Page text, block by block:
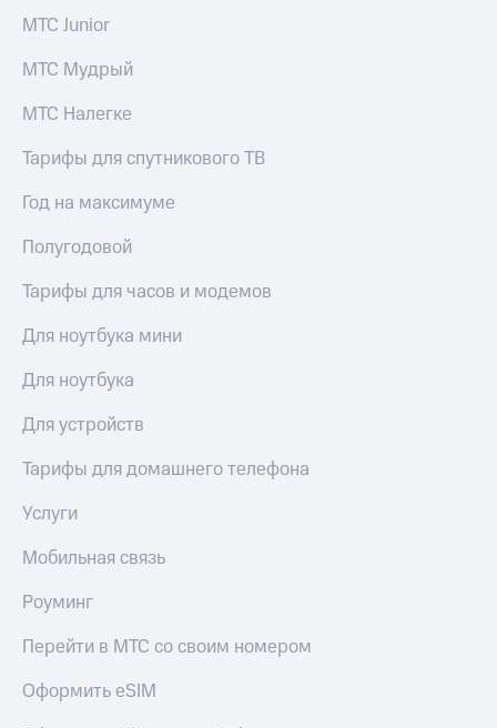
Собрания
Личный
акционера
капитал
Контроль
и
Рынок
акций
Описание
Программа
приобретения
выкупа
Дивиденды
облигаций
Уведомление
облигаций
Другое
Регистратор
МТС Junior
МТС Мудрый
МТС Налегке
Тарифы для спутникового ТВ
Год на максимуме
Полугодовой
Тарифы для часов и модемов
Для ноутбука мини
Для ноутбука
Для устройств
Тарифы для домашнего телефона
Услуги
Мобильная связь
Роуминг
Перейти в МТС со своим номером
Оформить eSIM